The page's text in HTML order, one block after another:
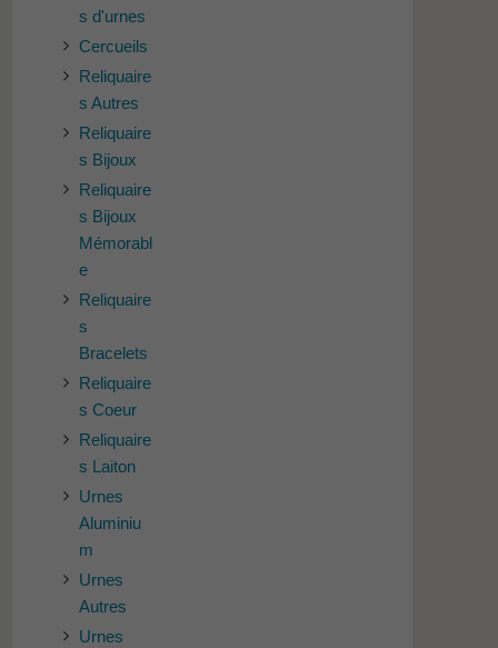
s d'urnes
Cercueils
Reliquaire
s Autres
Reliquaire
s Bijoux
Reliquaire
s Bijoux
Mémorabl
e
Reliquaire
s
Bracelets
Reliquaire
s Coeur
Reliquaire
s Laiton
Urnes
Aluminiu
m
Urnes
Autres
Urnes